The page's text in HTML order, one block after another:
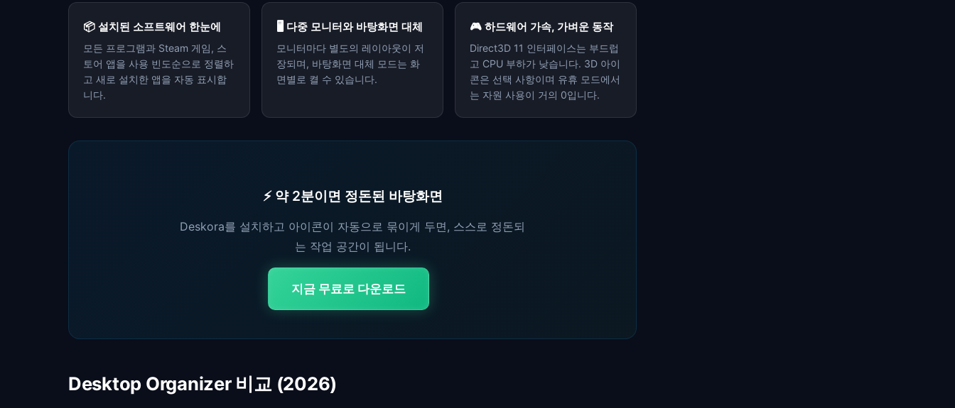
📦 설치된 소프트웨어 한눈에
모든 프로그램과 Steam 게임, 스
토어 앱을 사용 빈도순으로 정렬하
고 새로 설치한 앱을 자동 표시합
니다.
🖥️ 다중 모니터와 바탕화면 대체
모니터마다 별도의 레이아웃이 저
장되며, 바탕화면 대체 모드는 화
면별로 켤 수 있습니다.
🎮 하드웨어 가속, 가벼운 동작
Direct3D 11 인터페이스는 부드럽
고 CPU 부하가 낮습니다. 3D 아이
콘은 선택 사항이며 유휴 모드에서
는 자원 사용이 거의 0입니다.
⚡ 약 2분이면 정돈된 바탕화면
Deskora를 설치하고 아이콘이 자동으로 묶이게 두면, 스스로 정돈되
는 작업 공간이 됩니다.
지금 무료로 다운로드
Desktop Organizer 비교 (2026)